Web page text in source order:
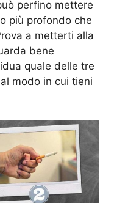
perfino mettere
più profondo che
a metterti alla
bene
quale delle tre
modo in cui tieni